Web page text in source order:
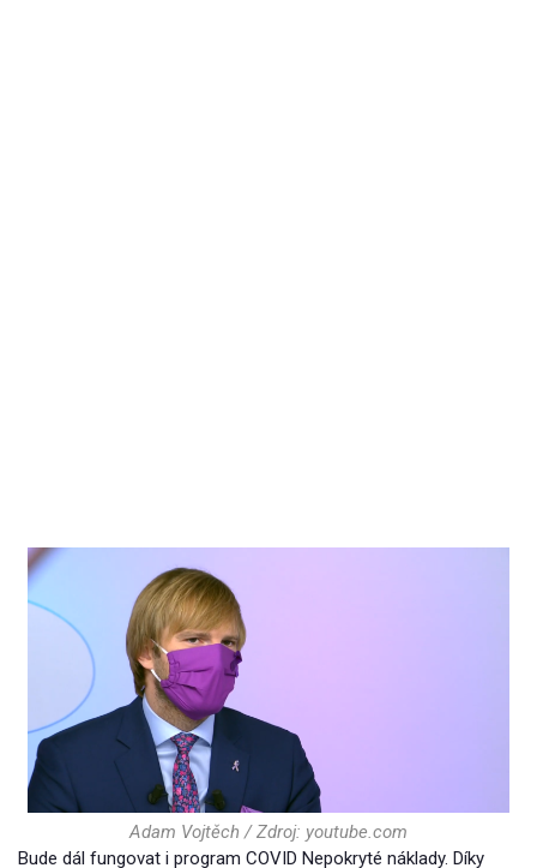
Adam Vojtěch / Zdroj: youtube.com
Bude dál fungovat i program COVID Nepokryté náklady. Díky